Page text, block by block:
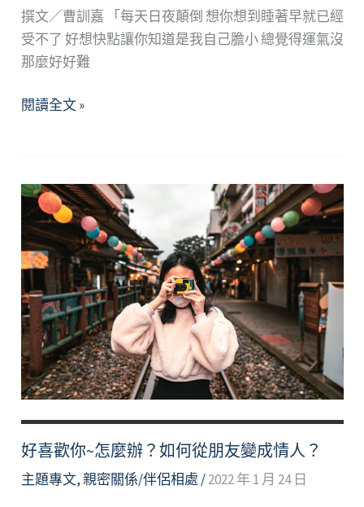
撰文／曹訓嘉 「每天日夜顛倒 想你想到睡著早就已經
受不了 好想快點讓你知道是我自己膽小 總覺得運氣沒
那麼好好難
聽
傷，
讓
離
去
的
他
陪
自
己
再
走
一
段
路
閱讀全文 »
好喜歡你~怎麼辦？如何從朋友變成情人？
主題專文,親密關係/伴侶相處/2022 年 1 月 24 日